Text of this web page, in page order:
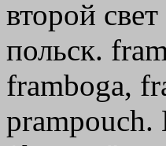
второй
польск.
framboga,